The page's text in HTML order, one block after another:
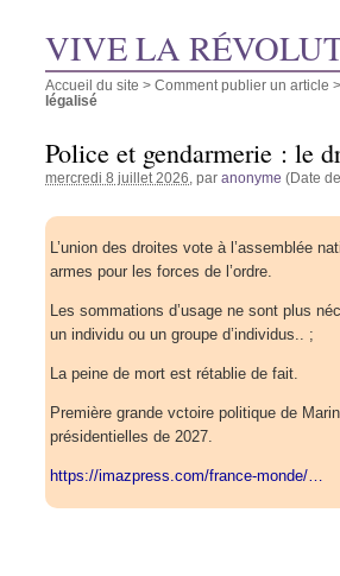
VIVE LA
Accueil du site > Comment publier un article >
légalisé
Police et gendarmerie : le
mercredi 8 juillet 2026 , par anonyme (Date
L’union des droites vote à l’assemblée
armes pour les forces de l’ordre.
Les sommations d’usage ne sont plus
un individu ou un groupe d’individus.. ;
La peine de mort est rétablie de fait.
Première grande vctoire politique de
présidentielles de 2027.
https://imazpress.com/france-monde/…